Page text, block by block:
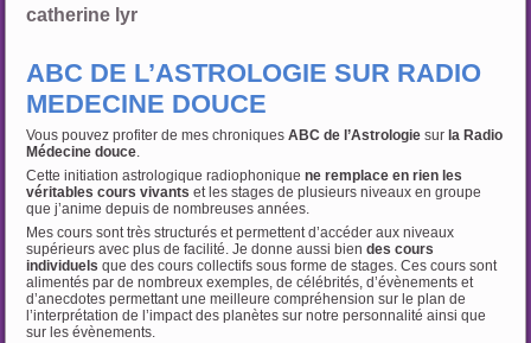
catherine lyr
ABC DE L’ASTROLOGIE SUR RADIO
MEDECINE DOUCE
Vous pouvez profiter de mes chroniquesABC de l’Astrologie sur la Radio
Médecine douce.
Cette initiation astrologique radiophoniquene remplace en rien les
véritables cours vivants et les stages de plusieurs niveaux en groupe
que j’anime depuis de nombreuses années.
Mes cours sont très structurés et permettent d’accéder aux niveaux
supérieurs avec plus de facilité. Je donne aussi biendes cours
individuels que des cours collectifs sous forme de stages. Ces cours sont
alimentés par de nombreux exemples, de célébrités, d’évènements et
d’anecdotes permettant une meilleure compréhension sur le plan de
l’interprétation de l’impact des planètes sur notre personnalité ainsi que
sur les évènements.